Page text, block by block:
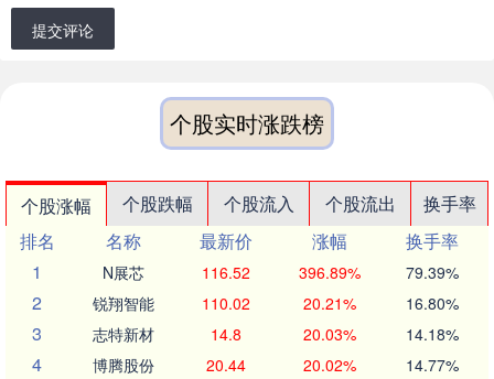
提交评论
个股实时涨跌榜
个股涨幅 个股跌幅 个股流入 个股流出
换手率
排名
名称 最新价 涨幅
换手率
1
N展芯 116.52 396.89% 79.39%
2 锐翔智能 110.02 20.21% 16.80%
3 志特新材 14.8 20.03% 14.18%
4 博腾股份 20.44 20.02% 14.77%